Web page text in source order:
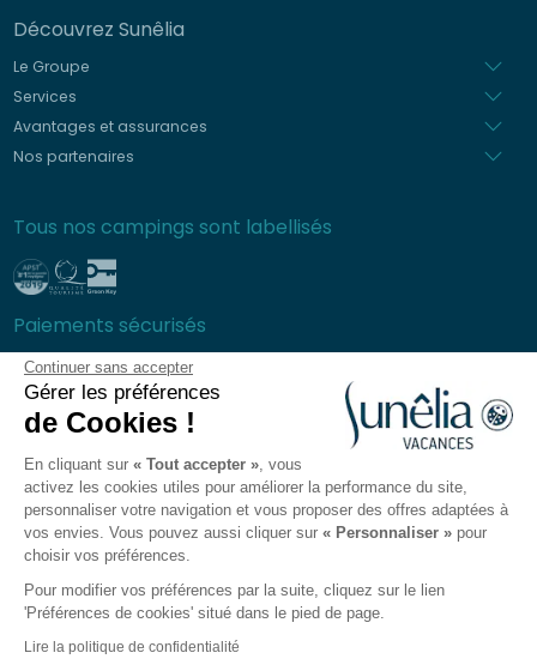
Continuer sans accepter
Gérer les préférences
de Cookies !
En cliquant sur « Tout accepter », vous
activez les cookies utiles pour améliorer la performance du site,
personnaliser votre navigation et vous proposer des offres adaptées à
vos envies. Vous pouvez aussi cliquer sur « Personnaliser » pour
choisir vos préférences.
Pour modifier vos préférences par la suite, cliquez sur le lien
'Préférences de cookies' situé dans le pied de page.
Lire la politique de confidentialité
Découvrez Sunêlia
Le Groupe
Services
Avantages et assurances
Nos partenaires
Tous nos campings sont labellisés
Paiements sécurisés
Conditions générales de ventes
Protection des données personnelles
Mentions légales
Plan du site
Préférences des Cookies
L'app Sunêlia
Recrutement